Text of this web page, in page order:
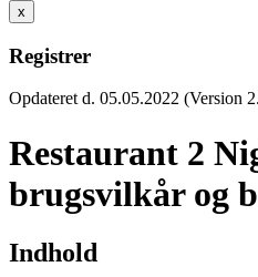
x
Registrer
Opdateret d. 05.05.2022 (Version
Restaurant 2
brugsvilkår og
Indhold